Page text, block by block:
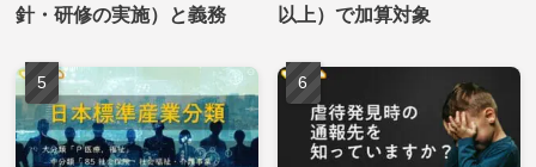
針・研修の実施）と義務
以上）で加算対象